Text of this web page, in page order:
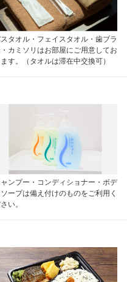
タオル・フェイスタオル・歯ブラ
カミソリはお部屋にご用意してお
ます。（タオルは滞在中交換可）
ンプー・コンディショナー・ボデ
ソープは備え付けのものをご利用く
い。